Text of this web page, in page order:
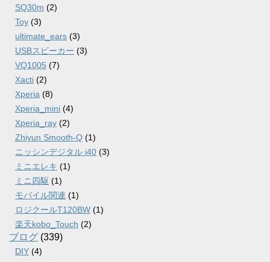
SQ30m (2)
Toy (3)
ultimate_ears (3)
USBスピーカー (3)
VQ1005 (7)
Xacti (2)
Xperia (8)
Xperia_mini (4)
Xperia_ray (2)
Zhiyun Smooth-Q (1)
ニッシンデジタル i40 (3)
ミニエレキ (1)
ミニ四駆 (1)
モバイル関連 (1)
ロジクールT120BW (1)
楽天kobo_Touch (2)
ブログ (339)
DIY (4)